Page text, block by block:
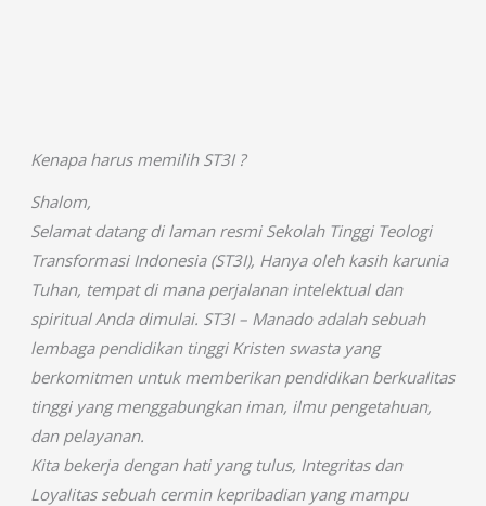
Kenapa harus memilih ST3I ?
Shalom,
Selamat datang di laman resmi Sekolah Tinggi Teologi
Transformasi Indonesia (ST3I), Hanya oleh kasih karunia
Tuhan, tempat di mana perjalanan intelektual dan
spiritual Anda dimulai. ST3I – Manado adalah sebuah
lembaga pendidikan tinggi Kristen swasta yang
berkomitmen untuk memberikan pendidikan berkualitas
tinggi yang menggabungkan iman, ilmu pengetahuan,
dan pelayanan.
Kita bekerja dengan hati yang tulus, Integritas dan
Loyalitas sebuah cermin kepribadian yang mampu